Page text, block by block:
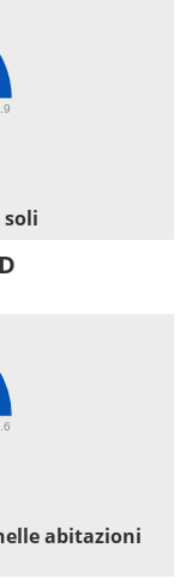
abitazioni